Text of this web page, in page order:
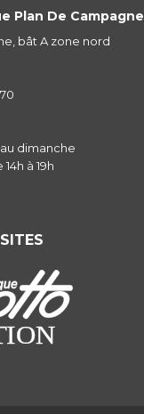
Plan De Campagne
bât A zone nord
dimanche
à 19h